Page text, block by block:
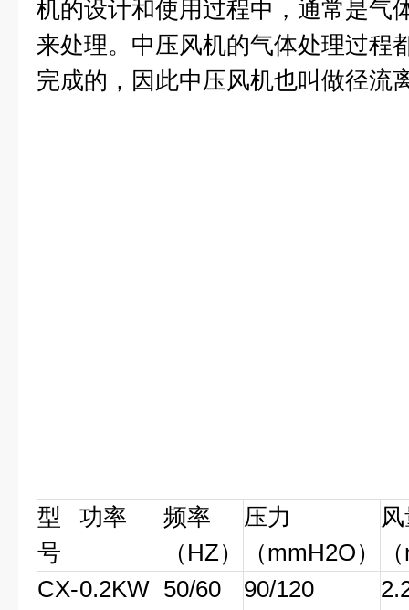
机的设计和使用过程中，通常是气
来处理。中压风机的气体处理过程
完成的，因此中压风机也叫做径流
型
号
功率
频率
（HZ）
压力
（mmH2O）
CX-0.2KW 50/60 90/120